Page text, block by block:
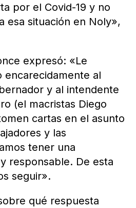
por el Covid-19 y no
esa situación en Noly»,
expresó: «Le
encarecidamente al
y al intendente
(el macristas Diego
cartas en el asunto
y las
tener una
responsable. De esta
seguir».
qué respuesta